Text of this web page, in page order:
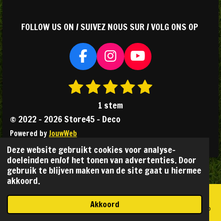
Deze website gebruikt cookies voor analyse-
doeleinden en/of het tonen van advertenties. Door
gebruik te blijven maken van de site gaat u hiermee
akkoord.
Akkoord
FOLLOW US ON / SUIVEZ NOUS SUR / VOLG ONS OP
F
a
c
b
o
k
I
n
s
t
a
g
a
m
Y
o
u
i
n
g
:
5
s
1
t
e
r
2
t
r
r
e
n
3
s
t
r
r
e
n
4
s
t
r
r
e
n
5
r
r
e
n
e
n
1 stem
© 2022 - 2026 Store45 - Deco
Powered byJouwWeb
Telefoonnummer Kaart WhatsApp